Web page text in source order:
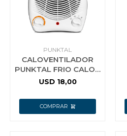
PUNKTAL
CALOVENTILADOR
PUNKTAL FRIO CALOR
1000/2000W 3400CF
USD 18,00